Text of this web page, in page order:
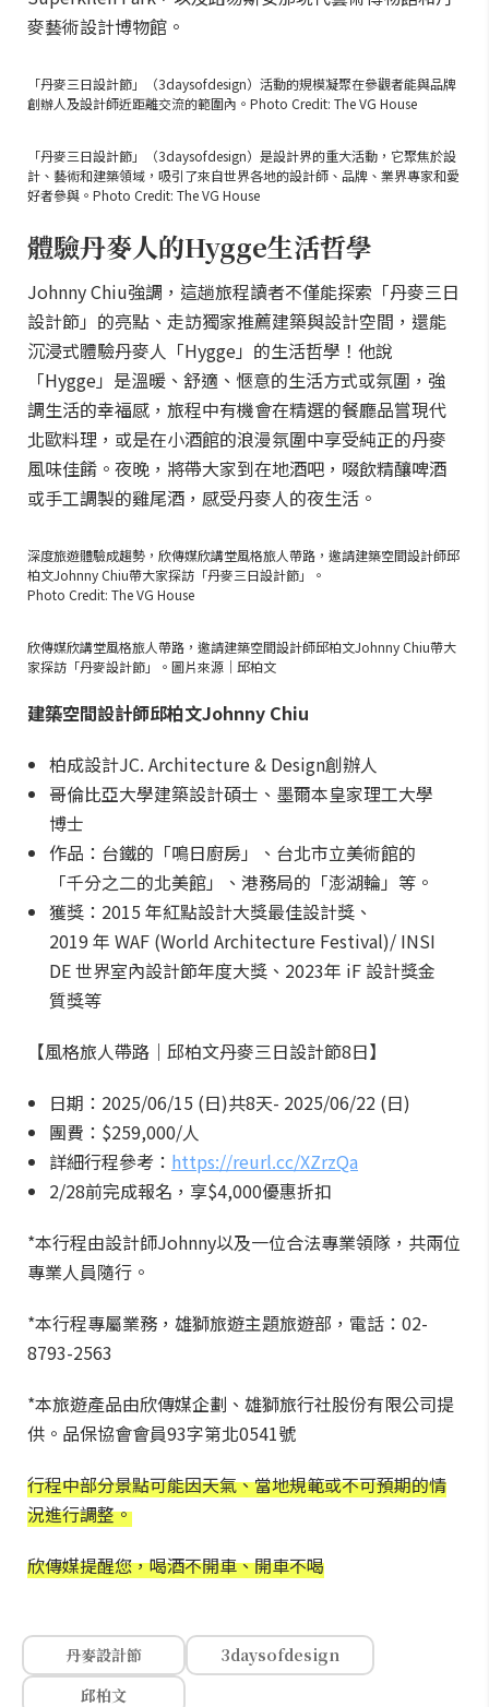
麥藝術設計博物館。
「丹麥三日設計節」（3daysofdesign）活動的規模凝聚在參觀者能與品牌
創辦人及設計師近距離交流的範圍內。Photo Credit: The VG House
「丹麥三日設計節」（3daysofdesign）是設計界的重大活動，它聚焦於設
計、藝術和建築領域，吸引了來自世界各地的設計師、品牌、業界專家和愛
好者參與。Photo Credit: The VG House
體驗丹麥人的Hygge生活哲學
Johnny Chiu強調，這趟旅程讀者不僅能探索「丹麥三日
設計節」的亮點、走訪獨家推薦建築與設計空間，還能
沉浸式體驗丹麥人「Hygge」的生活哲學！他說
「Hygge」是溫暖、舒適、愜意的生活方式或氛圍，強
調生活的幸福感，旅程中有機會在精選的餐廳品嘗現代
北歐料理，或是在小酒館的浪漫氛圍中享受純正的丹麥
風味佳餚。夜晚，將帶大家到在地酒吧，啜飲精釀啤酒
或手工調製的雞尾酒，感受丹麥人的夜生活。
深度旅遊體驗成趨勢，欣傳媒欣講堂風格旅人帶路，邀請建築空間設計師邱
柏文Johnny Chiu帶大家探訪「丹麥三日設計節」。
Photo Credit: The VG House
欣傳媒欣講堂風格旅人帶路，邀請建築空間設計師邱柏文Johnny Chiu帶大
家探訪「丹麥設計節」。圖片來源｜邱柏文
建築空間設計師邱柏文Johnny Chiu
柏成設計JC. Architecture & Design創辦人
哥倫比亞大學建築設計碩士、墨爾本皇家理工大學
博士
作品：台鐵的「鳴日廚房」、台北市立美術館的
「千分之二的北美館」、港務局的「澎湖輪」等。
獲獎：2015 年紅點設計大獎最佳設計獎、
2019 年 WAF (World Architecture Festival)/ INSI
DE 世界室內設計節年度大獎、2023年 iF 設計獎金
質獎等
【風格旅人帶路｜邱柏文丹麥三日設計節8日】
日期：2025/06/15 (日)共8天- 2025/06/22 (日)
團費：$259,000/人
詳細行程參考： https://reurl.cc/XZrzQa
2/28前完成報名，享$4,000優惠折扣
*本行程由設計師Johnny以及一位合法專業領隊，共兩位
專業人員隨行。
*本行程專屬業務，雄獅旅遊主題旅遊部，電話：02-
8793-2563
*本旅遊產品由欣傳媒企劃、雄獅旅行社股份有限公司提
供。品保協會會員93字第北0541號
行程中部分景點可能因天氣、當地規範或不可預期的情
況進行調整。
欣傳媒提醒您，喝酒不開車、開車不喝
丹麥設計節
3daysofdesign
邱柏文